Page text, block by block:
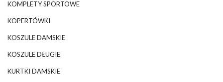
KOMPLETY SPORTOWE
KOPERTÓWKI
KOSZULE DAMSKIE
KOSZULE DŁUGIE
KURTKI DAMSKIE